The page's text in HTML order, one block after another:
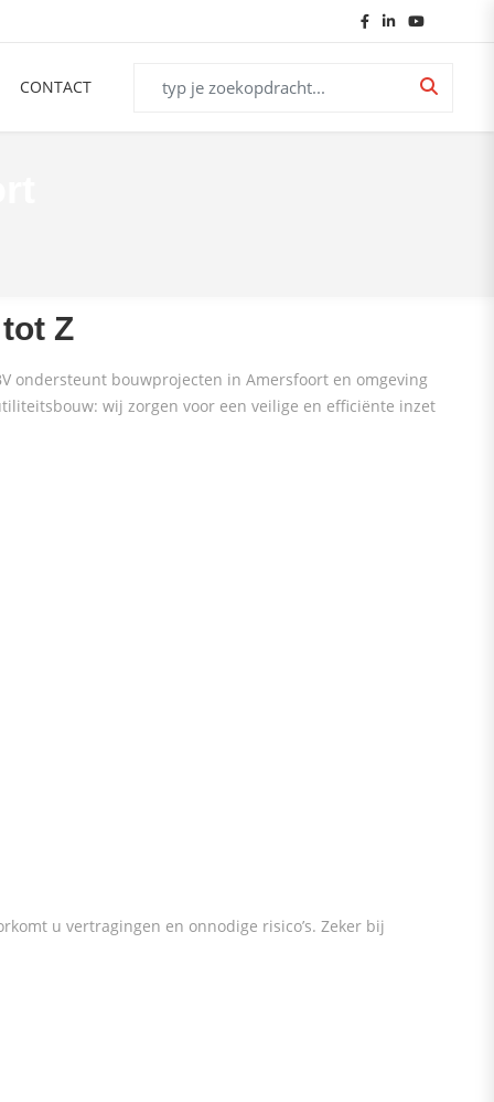
CONTACT
Z
ondersteunt bouwprojecten in Amersfoort en omgeving
wij zorgen voor een veilige en efficiënte inzet
u vertragingen en onnodige risico’s. Zeker bij